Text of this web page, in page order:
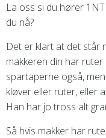
La oss si du hører
du nå?
Det er klart at det står
makkeren din har
spartaperne også,
kløver eller ruter, eller
Han har jo tross alt
Så hvis makker har